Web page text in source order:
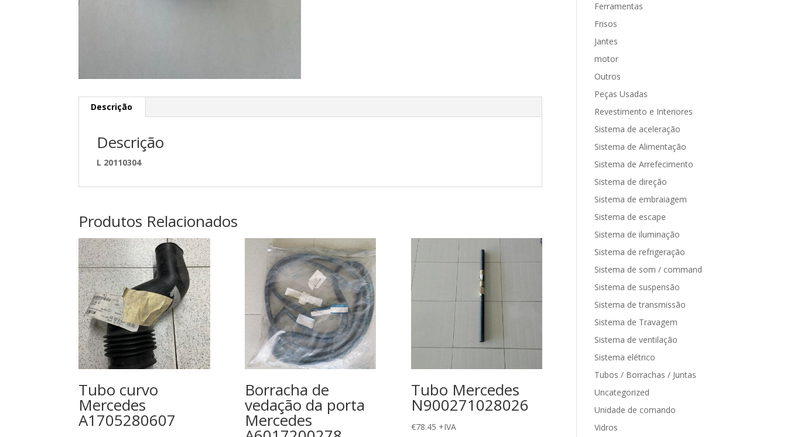
Descrição
Descrição
L 20110304
Produtos Relacionados
Tubo curvo
Mercedes
A1705280607
Borracha de
vedação da porta
Mercedes
Tubo Mercedes
N900271028026
€78.45 +IVA
Ferramentas
Frisos
Jantes
motor
Outros
Peças Usadas
Revestimento e Interiores
Sistema de aceleração
Sistema de Alimentação
Sistema de Arrefecimento
Sistema de direção
Sistema de embraiagem
Sistema de escape
Sistema de iluminação
Sistema de refrigeração
Sistema de som / command
Sistema de suspensão
Sistema de transmissão
Sistema de Travagem
Sistema de ventilação
Sistema elétrico
Tubos / Borrachas / Juntas
Uncategorized
Unidade de comando
Vidros